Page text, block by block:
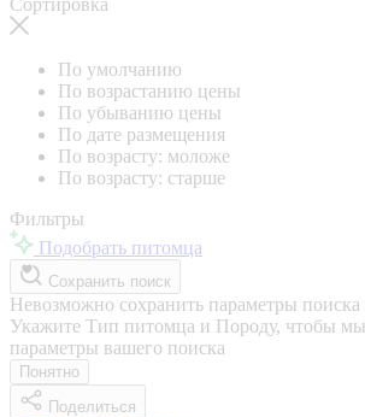
По умолчанию
По возрастанию цены
По убыванию цены
По дате размещения
По возрасту: моложе
По возрасту: старше
Фильтры
Подобрать питомца
Сохранить поиск
Невозможно сохранить параметры поиска
Укажите Тип питомца и Породу, чтобы
параметры вашего поиска
Понятно
Поделиться